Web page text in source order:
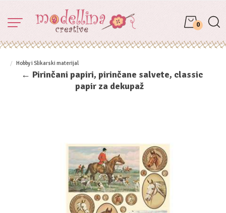
0
Hobby i Slikarski materijal
← Pirinčani papiri, pirinčane salvete, classic
papir za dekupaž